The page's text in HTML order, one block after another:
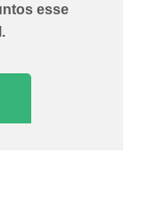
esse